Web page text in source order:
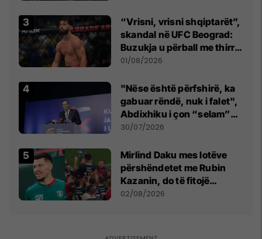
“Vrisni, vrisni shqiptarët”,
skandal në UFC Beograd:
Buzukja u përball me thirrje
anti-shqiptare nga
01/08/2026
"Nëse është përfshirë, ka
gabuar rëndë, nuk i falet",
Abdixhiku i çon “selam”
Përparim Ramës
30/07/2026
Mirlind Daku mes lotëve
përshëndetet me Rubin
Kazanin, do të fitojë
miliona te Spartak Moska
02/08/2026